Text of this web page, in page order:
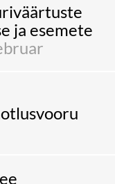
ja esemete